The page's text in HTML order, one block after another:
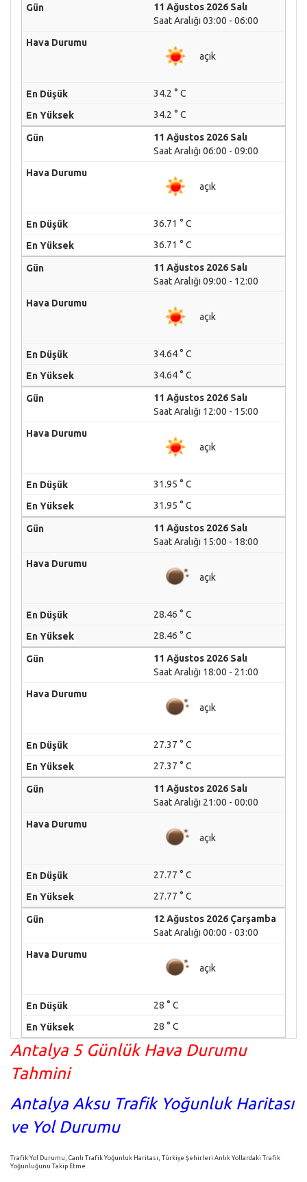
11 Ağustos 2026 Salı
Saat Aralığı 03:00 - 06:00
açık
34.2 ° C
34.2 ° C
11 Ağustos 2026 Salı
Saat Aralığı 06:00 - 09:00
açık
36.71 ° C
36.71 ° C
11 Ağustos 2026 Salı
Saat Aralığı 09:00 - 12:00
açık
34.64 ° C
34.64 ° C
11 Ağustos 2026 Salı
Saat Aralığı 12:00 - 15:00
açık
31.95 ° C
31.95 ° C
11 Ağustos 2026 Salı
Saat Aralığı 15:00 - 18:00
açık
28.46 ° C
28.46 ° C
11 Ağustos 2026 Salı
Saat Aralığı 18:00 - 21:00
açık
27.37 ° C
27.37 ° C
11 Ağustos 2026 Salı
Saat Aralığı 21:00 - 00:00
açık
27.77 ° C
27.77 ° C
12 Ağustos 2026 Çarşamba
Saat Aralığı 00:00 - 03:00
açık
28 ° C
28 ° C
Antalya 5 Günlük Hava Durumu
Tahmini
Antalya Aksu Trafik Yoğunluk Haritası
ve Yol Durumu
Trafik Yol Durumu, Canlı Trafik Yoğunluk Haritası, Türkiye Şehirleri Anlık Yollardaki Trafik
Yoğunluğunu Takip Etme